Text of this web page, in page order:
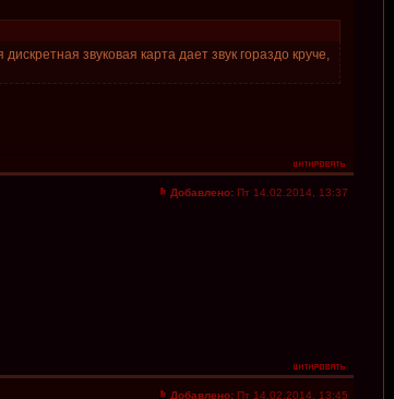
звуковая карта дает звук гораздо круче,
Добавлено: Пт 14.02.2014, 13:37
Добавлено: Пт 14.02.2014, 13:45